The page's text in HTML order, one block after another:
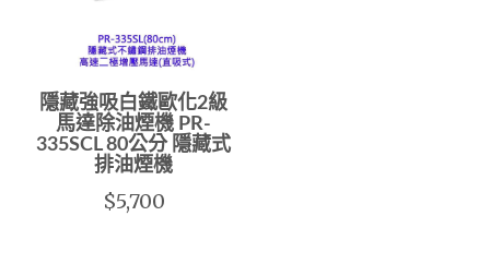
隱藏強吸白鐵歐化2級
馬達除油煙機 PR-
335SCL 80公分 隱藏式
排油煙機
$5,700